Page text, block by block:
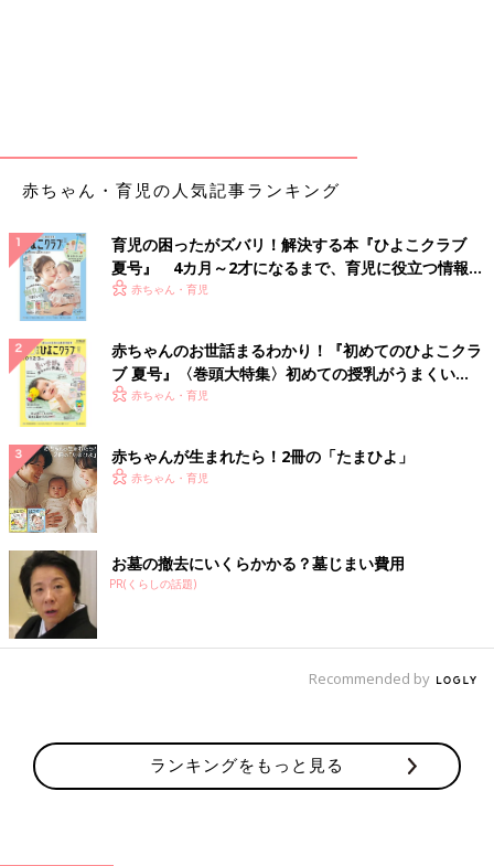
赤ちゃん・育児の人気記事ランキング
育児の困ったがズバリ！解決する本『ひよこクラブ
夏号』 4カ月～2才になるまで、育児に役立つ情報が
いっぱい！
赤ちゃん・育児
赤ちゃんのお世話まるわかり！『初めてのひよこクラ
ブ 夏号』〈巻頭大特集〉初めての授乳がうまくい
く！ おっぱい・ミルクの基本と夏のトラブル 解決テ
赤ちゃん・育児
赤ちゃんが生まれたら！2冊の「たまひよ」
赤ちゃん・育児
お墓の撤去にいくらかかる？墓じまい費用
PR(くらしの話題)
Recommended by
ランキングをもっと見る